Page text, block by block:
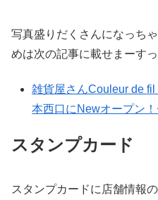
写真盛りだくさんになっち
めは次の記事に載せまーすっ
雑貨屋さんCouleur de
本西口にNewオープン
スタンプカード
スタンプカードに店舗情報